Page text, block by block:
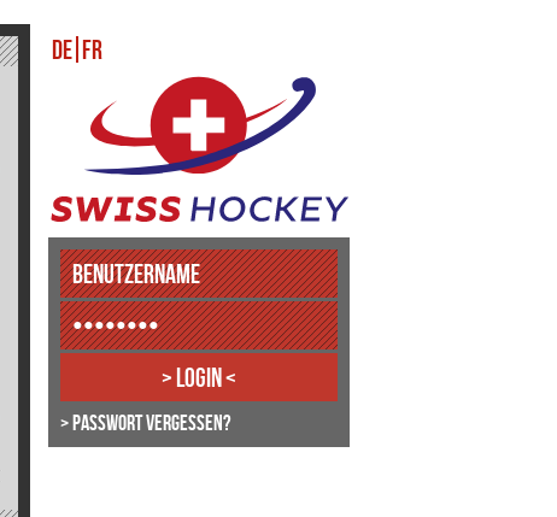
DE FR
> Passwort vergessen?